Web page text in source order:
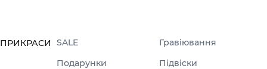
ПРИКРАСИ SALE
Гравіювання
Подарунки
Підвіски